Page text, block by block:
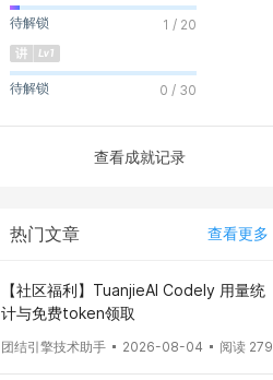
待解锁 1 / 20
待解锁 0 / 30
查看成就记录
热门文章 查看更多
【社区福利】TuanjieAI Codely 用量统
计与免费token领取
团结引擎技术助手 2026-08-04 阅读 279